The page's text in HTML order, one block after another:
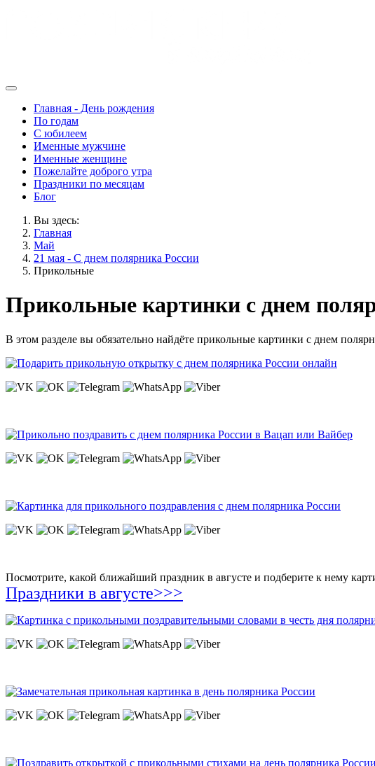
Главная - День рождения
По годам
С юбилеем
Именные мужчине
Именные женщине
Пожелайте доброго утра
Праздники по месяцам
Блог
Вы здесь:
Главная
Май
21 мая - С днем полярника России
Прикольные
Прикольные картинки с днем
В этом разделе вы обязательно найдёте прикольные картинки с днем
Посмотрите, какой ближайший праздник в августе и подберите к нему
Праздники в августе>>>